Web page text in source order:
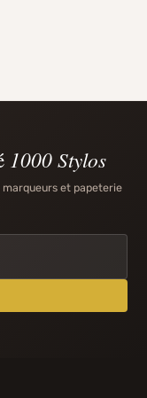
1000 Stylos
et papeterie